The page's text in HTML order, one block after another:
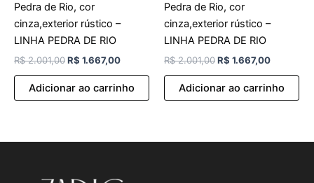
Pedra de Rio, cor
cinza,exterior rústico –
LINHA PEDRA DE RIO
R$2.001,00R$ 1.667,00
Adicionar ao carrinho
Pedra de Rio, cor
cinza,exterior rústico –
LINHA PEDRA DE RIO
R$2.001,00R$ 1.667,00
Adicionar ao carrinho